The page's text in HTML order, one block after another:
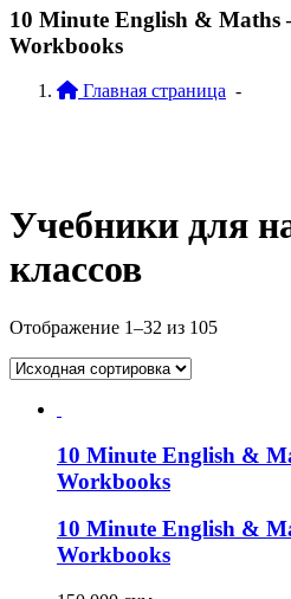
10 Minute English & Maths
Workbooks
Главная страница -
Учебники для
классов
Отображение 1–32 из 105
10 Minute English &
Workbooks
10 Minute English &
Workbooks